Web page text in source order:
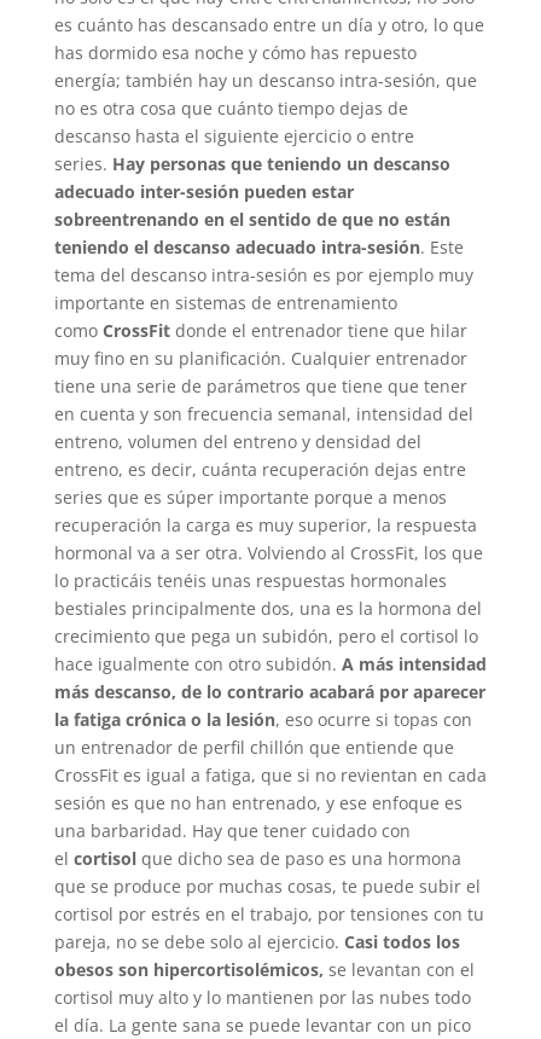
es cuánto has descansado entre un día y otro, lo que
has dormido esa noche y cómo has repuesto
energía; también hay un descanso intra-sesión, que
no es otra cosa que cuánto tiempo dejas de
descanso hasta el siguiente ejercicio o entre
series. Hay personas que teniendo un descanso
adecuado inter-sesión pueden estar
sobreentrenando en el sentido de que no están
teniendo el descanso adecuado intra-sesión. Este
tema del descanso intra-sesión es por ejemplo muy
importante en sistemas de entrenamiento
como CrossFitdonde el entrenador tiene que hilar
muy fino en su planificación. Cualquier entrenador
tiene una serie de parámetros que tiene que tener
en cuenta y son frecuencia semanal, intensidad del
entreno, volumen del entreno y densidad del
entreno, es decir, cuánta recuperación dejas entre
series que es súper importante porque a menos
recuperación la carga es muy superior, la respuesta
hormonal va a ser otra. Volviendo al CrossFit, los que
lo practicáis tenéis unas respuestas hormonales
bestiales principalmente dos, una es la hormona del
crecimiento que pega un subidón, pero el cortisol lo
hace igualmente con otro subidón. A más intensidad
más descanso, de lo contrario acabará por aparecer
la fatiga crónica o la lesión, eso ocurre si topas con
un entrenador de perfil chillón que entiende que
CrossFit es igual a fatiga, que si no revientan en cada
sesión es que no han entrenado, y ese enfoque es
una barbaridad. Hay que tener cuidado con
el cortisolque dicho sea de paso es una hormona
que se produce por muchas cosas, te puede subir el
cortisol por estrés en el trabajo, por tensiones con tu
pareja, no se debe solo al ejercicio. Casi todos los
obesos son hipercortisolémicos, se levantan con el
cortisol muy alto y lo mantienen por las nubes todo
el día. La gente sana se puede levantar con un pico